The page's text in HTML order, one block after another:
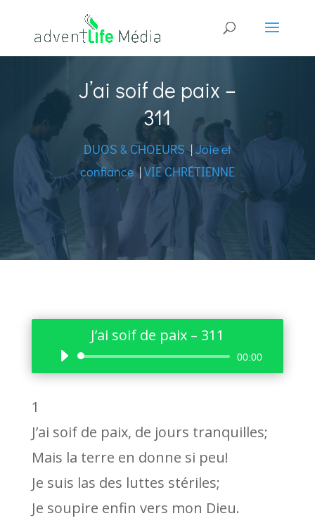
J’ai soif de paix –
311
DUOS & CHOEURS|Joie et
confiance|VIE CHRÉTIENNE
J’ai soif de paix – 311
Lecteur
audio
00:00
1
J’ai soif de paix, de jours tranquilles;
Mais la terre en donne si peu!
Je suis las des luttes stériles;
Je soupire enfin vers mon Dieu.